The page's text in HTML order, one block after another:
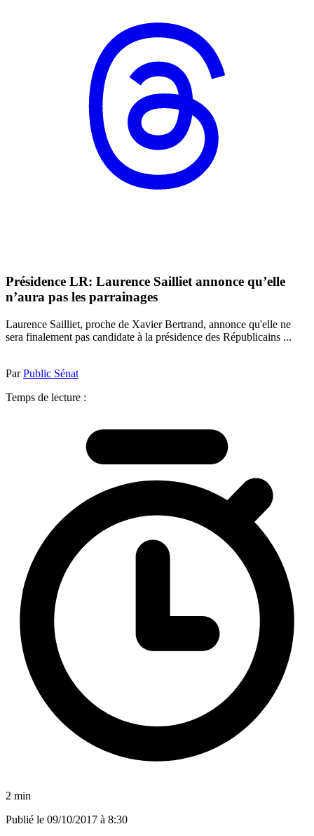
Présidence LR: Laurence Sailliet annonce qu’elle
n’aura pas les parrainages
Laurence Sailliet, proche de Xavier Bertrand, annonce qu'elle ne
sera finalement pas candidate à la présidence des Républicains ...
ParPublic Sénat
Temps de lecture :
2 min
Publié le 09/10/2017 à 8:30